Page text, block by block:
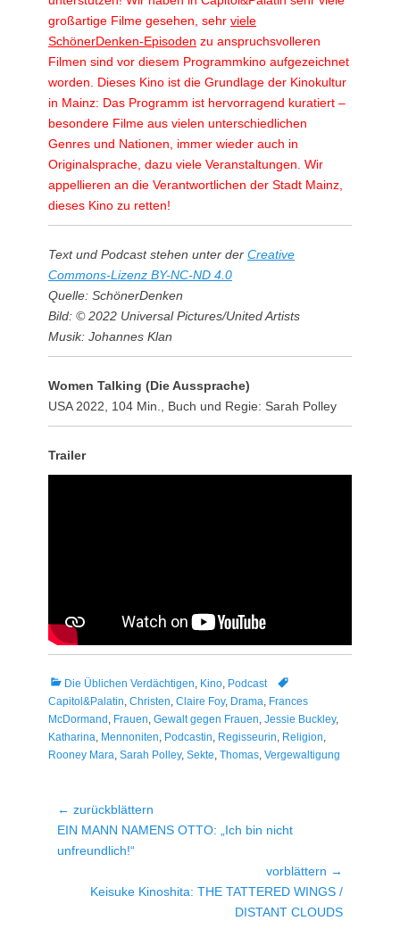
großartige Filme gesehen, sehr viele
SchönerDenken-Episoden zu anspruchsvolleren
Filmen sind vor diesem Programmkino aufgezeichnet
worden. Dieses Kino ist die Grundlage der Kinokultur
in Mainz: Das Programm ist hervorragend kuratiert –
besondere Filme aus vielen unterschiedlichen
Genres und Nationen, immer wieder auch in
Originalsprache, dazu viele Veranstaltungen. Wir
appellieren an die Verantwortlichen der Stadt Mainz,
dieses Kino zu retten!
Text und Podcast stehen unter der Creative
Commons-Lizenz BY-NC-ND 4.0
Quelle: SchönerDenken
Bild: © 2022 Universal Pictures/United Artists
Musik: Johannes Klan
Women Talking (Die Aussprache)
USA 2022, 104 Min., Buch und Regie: Sarah Polley
Trailer
Kategorien
Die Üblichen Verdächtigen, Kino, Podcast
Tags
Capitol&Palatin, Christen, Claire Foy, Drama, Frances
McDormand, Frauen, Gewalt gegen Frauen, Jessie Buckley,
Katharina, Mennoniten, Podcastin, Regisseurin, Religion,
Rooney Mara, Sarah Polley, Sekte, Thomas, Vergewaltigung
Beitragsnavigation
← zurückblättern
Vorheriger
Beitrag:
EIN MANN NAMENS OTTO: „Ich bin nicht
unfreundlich!“
vorblättern →
NächsterKeisuke Kinoshita: THE TATTERED WINGS /
DISTANT CLOUDS